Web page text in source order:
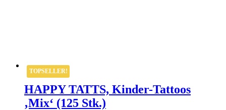
TOPSELLER!
HAPPY TATTS, Kinder-Tattoos
‚Mix‘ (125 Stk.)